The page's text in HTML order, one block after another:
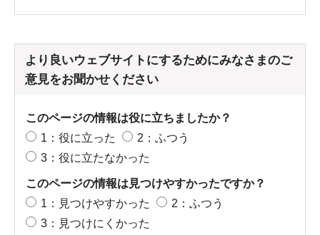
より良いウェブサイトにするためにみなさまのご
意見をお聞かせください
このページの情報は役に立ちましたか？
1：役に立った
2：ふつう
3：役に立たなかった
このページの情報は見つけやすかったですか？
1：見つけやすかった
2：ふつう
3：見つけにくかった